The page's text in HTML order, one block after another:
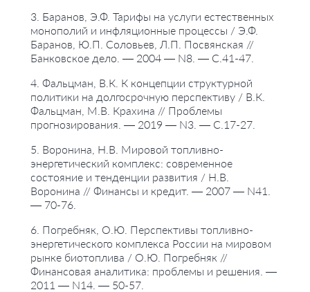
3. Баранов, Э.Ф. Тарифы на услуги естественных
монополий и инфляционные процессы / Э.Ф.
Баранов, Ю.П. Соловьев, Л.П. Посвянская //
Банковское дело. — 2004 — N8. — С.41-47.
4. Фальцман, В.К. К концепции структурной
политики на долгосрочную перспективу / В.К.
Фальцман, М.В. Крахина // Проблемы
прогнозирования. — 2019 — N3. — С.17-27.
5. Воронина, Н.В. Мировой топливно-
энергетический комплекс: современное
состояние и тенденции развития / Н.В.
Воронина // Финансы и кредит. — 2007 — N41.
— 70-76.
6. Погребняк, О.Ю. Перспективы топливно-
энергетического комплекса России на мировом
рынке биотоплива / О.Ю. Погребняк //
Финансовая аналитика: проблемы и решения. —
2011 — N14. — 50-57.